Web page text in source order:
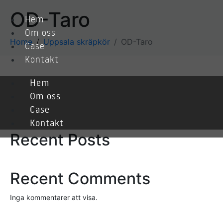
Hem
Om oss
Case
Kontakt
Hem
Om oss
Case
Kontakt
OD-Taro
Home Uppsala skräpkör OD-Taro
Recent Posts
Recent Comments
Inga kommentarer att visa.